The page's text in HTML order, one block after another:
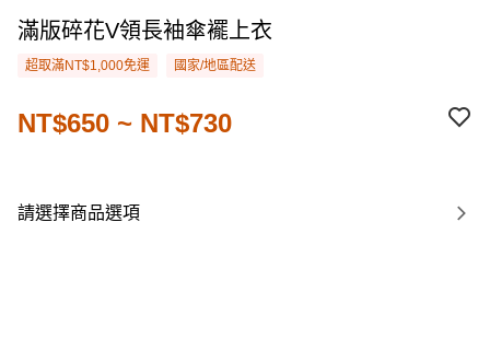
滿版碎花V領長袖傘襬上衣
超取滿NT$1,000免運 國家/地區配送
NT$650 ~ NT$730
請選擇商品選項